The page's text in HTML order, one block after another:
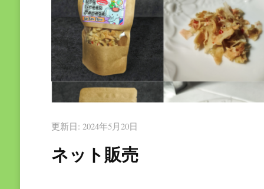
更新日: 2024年5月20日
ネット販売